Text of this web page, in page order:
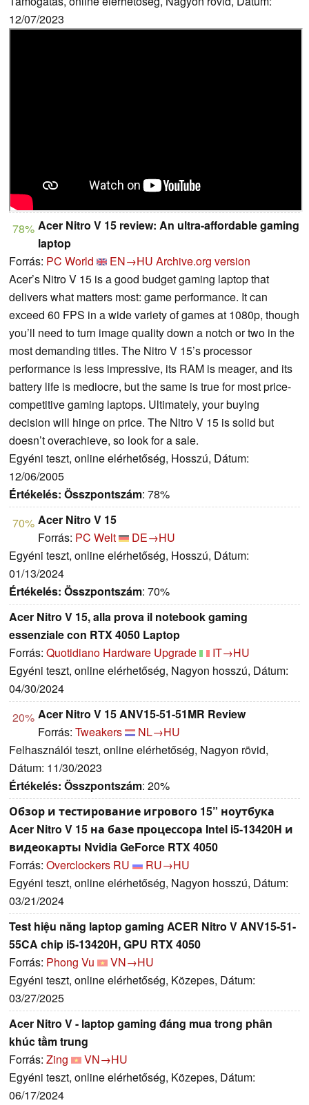
12/07/2023
78% Acer Nitro V 15 review: An ultra-affordable gaming
laptop
Forrás: PC World EN→HU Archive.org version
Acer’s Nitro V 15 is a good budget gaming laptop that
delivers what matters most: game performance. It can
exceed 60 FPS in a wide variety of games at 1080p, though
you’ll need to turn image quality down a notch or two in the
most demanding titles. The Nitro V 15’s processor
performance is less impressive, its RAM is meager, and its
battery life is mediocre, but the same is true for most price-
competitive gaming laptops. Ultimately, your buying
decision will hinge on price. The Nitro V 15 is solid but
doesn’t overachieve, so look for a sale.
Egyéni teszt, online elérhetőség, Hosszú, Dátum:
12/06/2005
Értékelés: Összpontszám: 78%
70% Acer Nitro V 15
Forrás: PC Welt
DE→HU
Egyéni teszt, online elérhetőség, Hosszú, Dátum:
01/13/2024
Értékelés: Összpontszám: 70%
Acer Nitro V 15, alla prova il notebook gaming
essenziale con RTX 4050 Laptop
Forrás: Quotidiano Hardware Upgrade
IT→HU
Egyéni teszt, online elérhetőség, Nagyon hosszú, Dátum:
04/30/2024
20% Acer Nitro V 15 ANV15-51-51MR Review
Forrás: Tweakers
NL→HU
Felhasználói teszt, online elérhetőség, Nagyon rövid,
Dátum: 11/30/2023
Értékelés: Összpontszám: 20%
Обзор и тестирование игрового 15” ноутбука
Acer Nitro V 15 на базе процессора Intel i5-13420H и
видеокарты Nvidia GeForce RTX 4050
Forrás: Overclockers RU
RU→HU
Egyéni teszt, online elérhetőség, Nagyon hosszú, Dátum:
03/21/2024
Test hiệu năng laptop gaming ACER Nitro V ANV15-51-
55CA chip i5-13420H, GPU RTX 4050
Forrás: Phong Vu
VN→HU
Egyéni teszt, online elérhetőség, Közepes, Dátum:
03/27/2025
Acer Nitro V - laptop gaming đáng mua trong phân
khúc tầm trung
Forrás: Zing
VN→HU
Egyéni teszt, online elérhetőség, Közepes, Dátum:
06/17/2024